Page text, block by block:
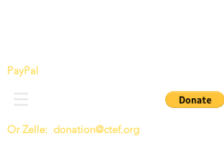
PayPal
Or Zelle: donation@ctef.org